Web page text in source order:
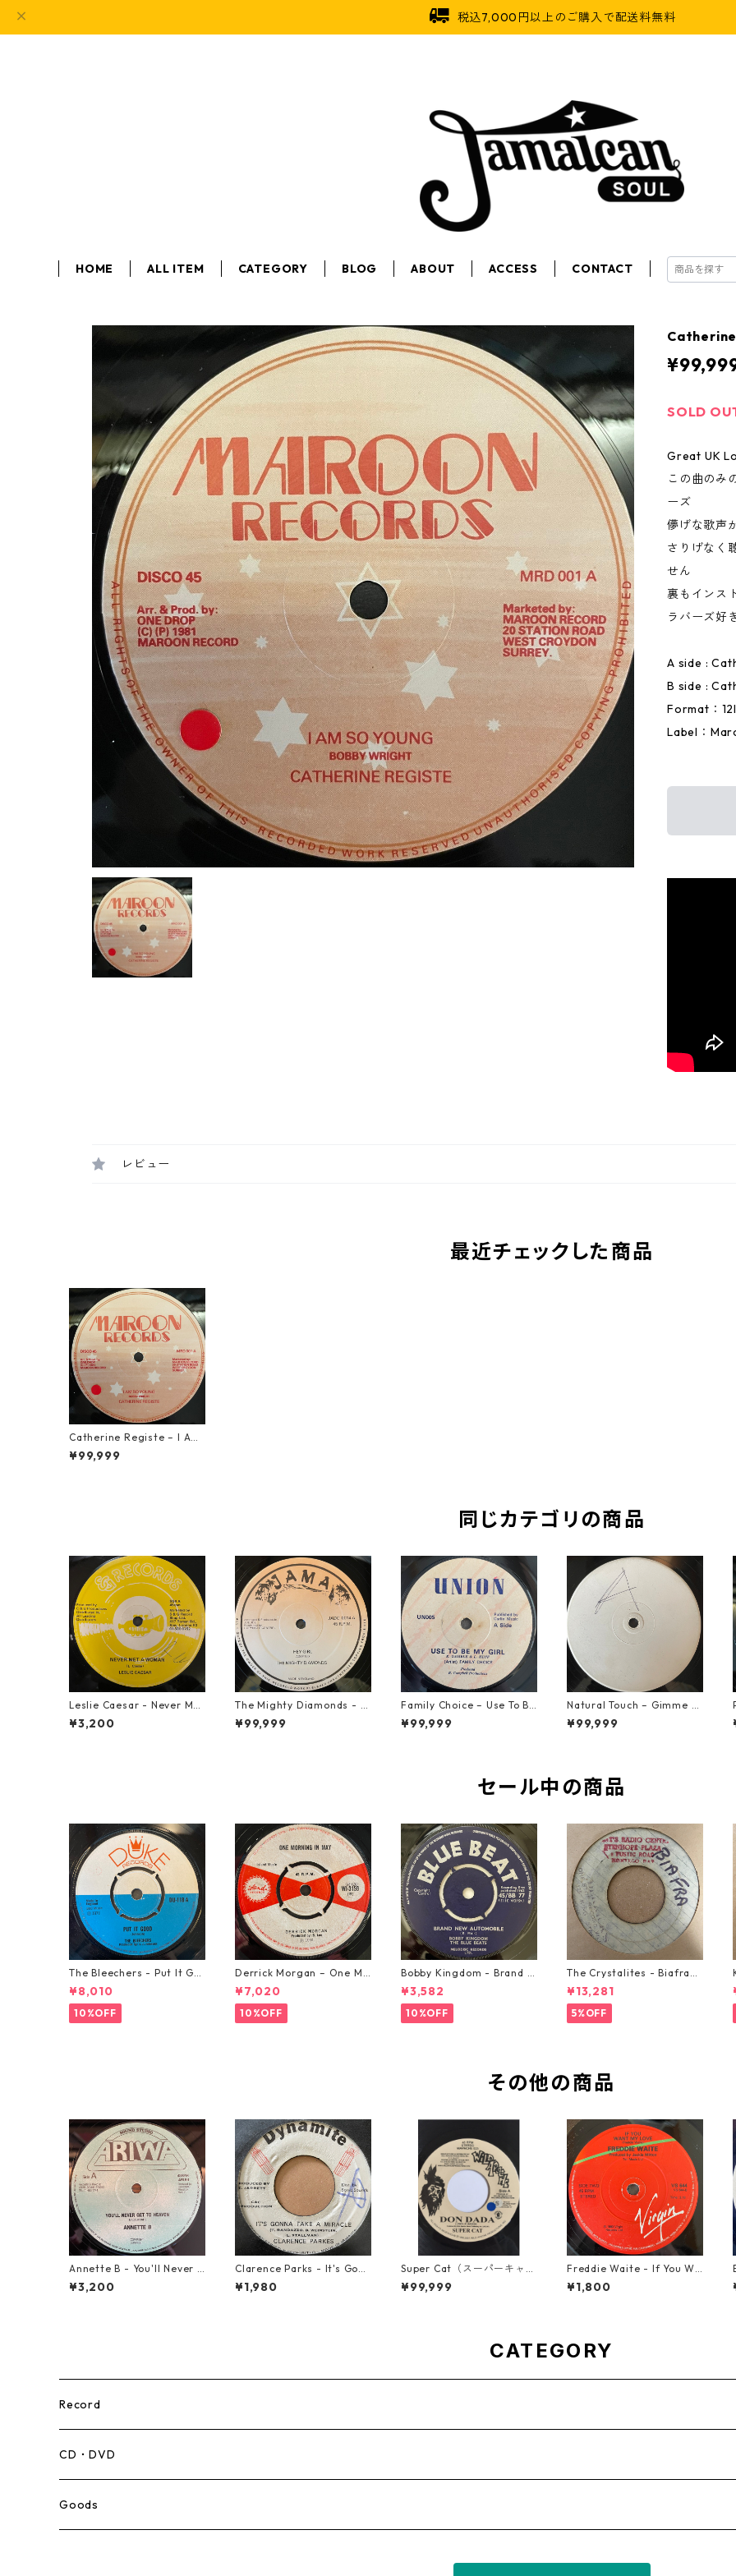
税込7,000円以上のご購入で配送料無料
HOME ALL ITEM CATEGORY BLOG ABOUT ACCESS CONTACT
Catherine
SOLD
Great UK
この曲のみ
ーズ
儚げな歌声
さりげなく
せん
裏もインス
ラバーズ好
A side :
B side :
Format：
Label：
レビュー
最近チェックした商品
Catherine Registe – I Am
So Young【12-50061】
¥99,999
同じカテゴリの商品
Leslie Caesar - Never Met
A Woman【12-50067】
¥3,200
The Mighty Diamonds - H
ey Girl【12-50053】
¥99,999
Family Choice – Use To Be
My Girl【7-22004】
¥99,999
Natural Touch – Gimme G
ood Loving【12-50055】
¥99,999
セール中の商品
The Bleechers - Put It Go
od 【7-21637】
¥8,010
10%OFF
Derrick Morgan – One Mo
rning In May【7-21653】
¥7,020
10%OFF
Bobby Kingdom - Brand N
ew Automobile【7-2088
9】
¥3,582
10%OFF
The Crystalites - Biafra
【7-21293】
¥13,281
5%OFF
その他の商品
Annette B - You'll Never G
et To Heaven【12-5005
8】
¥3,200
Clarence Parks - It's Gonn
a Take A Miracle【7-2109
6】
¥1,980
Super Cat（スーパーキャッ
ト） - Don Dada【7inch】
¥99,999
Freddie Waite - If You Wa
nt My Love【7-21943】
¥1,800
CATEGORY
Record
Mento,Calypso,Ballad
Ska
CD・DVD
Goods